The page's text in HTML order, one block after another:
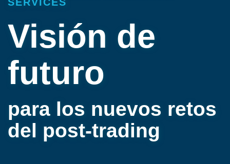
Visión de
futuro
para los nuevos retos
del post-trading